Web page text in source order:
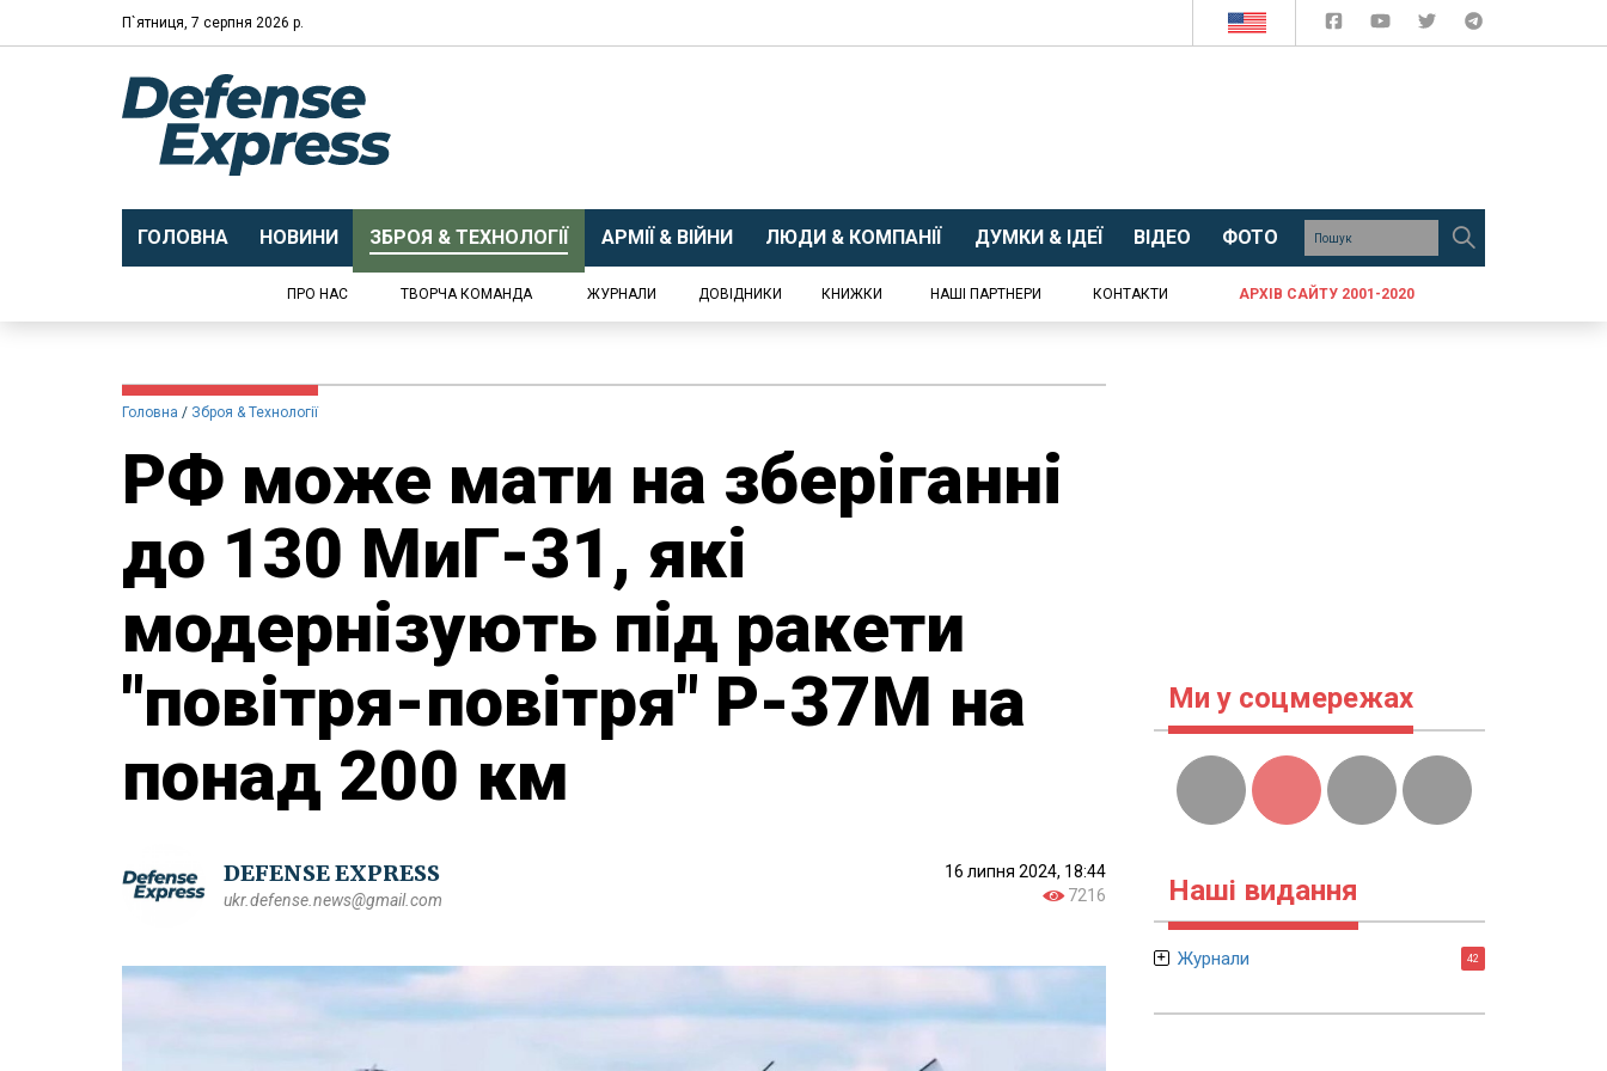
П`ятниця, 7 серпня 2026 р.
ГОЛОВНА НОВИНИ ЗБРОЯ & ТЕХНОЛОГІЇ АРМІЇ & ВІЙНИ ЛЮДИ & КОМПАНІЇ ДУМКИ & ІДЕЇ ВІДЕО ФОТО
ПРО НАС ТВОРЧА КОМАНДА ЖУРНАЛИ ДОВІДНИКИ КНИЖКИ НАШІ ПАРТНЕРИ КОНТАКТИ АРХІВ САЙТУ 2001-2020
Головна Зброя & Технології
РФ може мати на зберіганні
до 130 МиГ-31, які
модернізують під ракети
"повітря-повітря" Р-37М на
понад 200 км
DEFENSE EXPRESS
ukr.defense.news@gmail.com
16 липня 2024, 18:44
7216
Ми у соцмережах
Наші видання
Журнали 42